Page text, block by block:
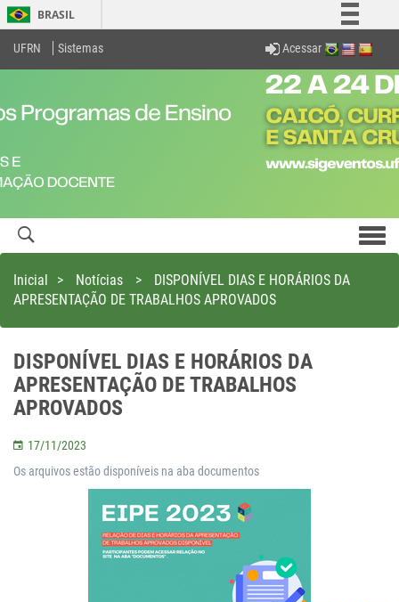
BRASIL
Simplifique!
Comunica BR
Participe
Acesso à informação
Legislação
UFRN Sistemas Acessar
Inicial > Notícias >
DISPONÍVEL DIAS E HORÁRIOS DA
APRESENTAÇÃO DE TRABALHOS APROVADOS
DISPONÍVEL DIAS E HORÁRIOS DA
APRESENTAÇÃO DE TRABALHOS
APROVADOS
17/11/2023
Os arquivos estão disponíveis na aba documentos